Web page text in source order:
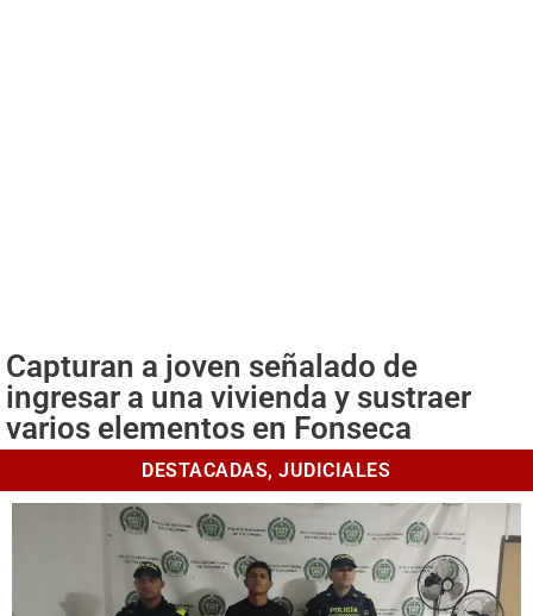
Capturan a joven señalado de
ingresar a una vivienda y sustraer
varios elementos en Fonseca
DESTACADAS, JUDICIALES